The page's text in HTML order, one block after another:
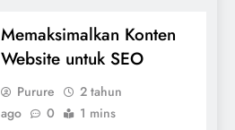
Memaksimalkan Konten
Website untuk SEO
Purure
2 tahun
ago
0 1 mins